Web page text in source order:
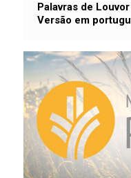
Palavras de
Versão em